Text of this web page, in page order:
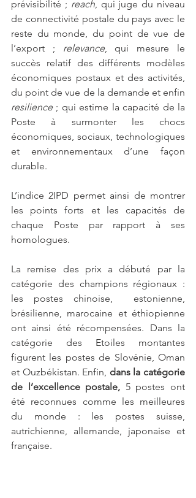
prévisibilité ; reach, qui juge du niveau
de connectivité postale du pays avec le
reste du monde, du point de vue de
l’export ; relevance, qui mesure le
succès relatif des différents modèles
économiques postaux et des activités,
resilience ; qui estime la capacité de la
Poste à surmonter les chocs
économiques, sociaux, technologiques
et environnementaux d’une façon
durable.
L’indice 2IPD permet ainsi de montrer
les points forts et les capacités de
chaque Poste par rapport à ses
homologues.
La remise des prix a débuté par la
catégorie des champions régionaux :
les postes chinoise,  estonienne,
brésilienne, marocaine et éthiopienne
ont ainsi été récompensées. Dans la
catégorie des Etoiles montantes
figurent les postes de Slovénie, Oman
et Ouzbékistan. Enfin, dans la catégorie
de l’excellence postale, 5 postes ont
été reconnues comme les meilleures
du monde : les postes suisse,
autrichienne, allemande, japonaise et
française.